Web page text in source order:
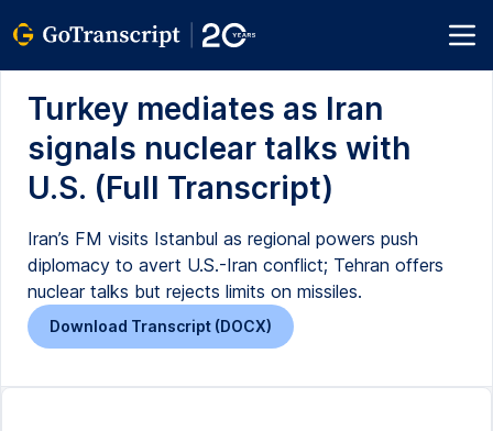
Turkey mediates as Iran
signals nuclear talks with
U.S. (Full Transcript)
Iran’s FM visits Istanbul as regional powers push
diplomacy to avert U.S.-Iran conflict; Tehran offers
nuclear talks but rejects limits on missiles.
Download Transcript (DOCX)